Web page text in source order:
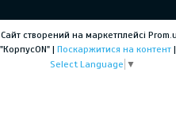
Сайт створений на маркетплейсі
Інтернет-магазин меблів "КорпусON" | Поскаржитися на контент |
Select Language ▼